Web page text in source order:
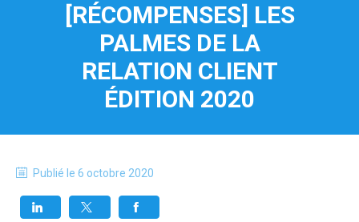
[RÉCOMPENSES] LES
PALMES DE LA
RELATION CLIENT
ÉDITION 2020
Publié le 6 octobre 2020